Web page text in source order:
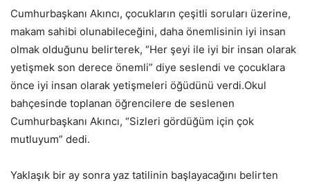
Cumhurbaşkanı Akıncı, çocukların çeşitli soruları üzerine,
makam sahibi olunabileceğini, daha önemlisinin iyi insan
olmak olduğunu belirterek, “Her şeyi ile iyi bir insan olarak
yetişmek son derece önemli” diye seslendi ve çocuklara
önce iyi insan olarak yetişmeleri öğüdünü verdi.Okul
bahçesinde toplanan öğrencilere de seslenen
Cumhurbaşkanı Akıncı, “Sizleri gördüğüm için çok
mutluyum” dedi.
Yaklaşık bir ay sonra yaz tatilinin başlayacağını belirten